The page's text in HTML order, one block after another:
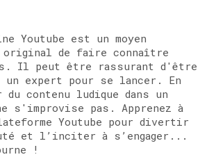
Youtube est un moyen
de faire connaître
Il peut être rassurant d'être
un expert pour se lancer. En
contenu ludique dans un
s'improvise pas. Apprenez à
Youtube pour divertir
et l’inciter à s’engager...
!